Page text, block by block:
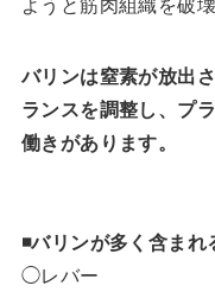
バリンは窒素が放出
ランスを調整し、プ
働きがあります。
◾️バリンが多く含ま
◯レバー